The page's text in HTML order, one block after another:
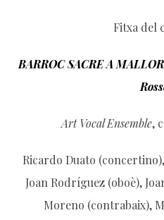
Fitxa del
BARROC SACRE A
Art Vocal Ensemble,
Ricardo Duato
Joan Rodríguez (oboè),
Moreno (contrabaix),